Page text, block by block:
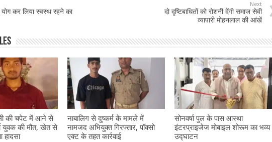
योग कर लिया स्वस्थ रहने का
Next
दो दृष्टिबाधितों को रोशनी देंगी समाज सेवी
व्यापारी मोहनलाल की आंखें
की चपेट में आने से
युवक की मौत, खेत से
नाबालिग से दुष्कर्म के मामले में
नामजद अभियुक्त गिरफ्तार, पॉक्सो
एक्ट के तहत कार्रवाई
सोनवर्षा पुल के पास आस्था
इंटरप्राइजेज मोबाइल शोरूम का भव्य
उद्घाटन